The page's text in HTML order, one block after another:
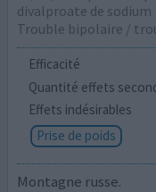
divalproate de sodium
Trouble bipolaire /
Efficacité
Quantité effets
Effets indésirables
Prise de poids
Montagne russe.